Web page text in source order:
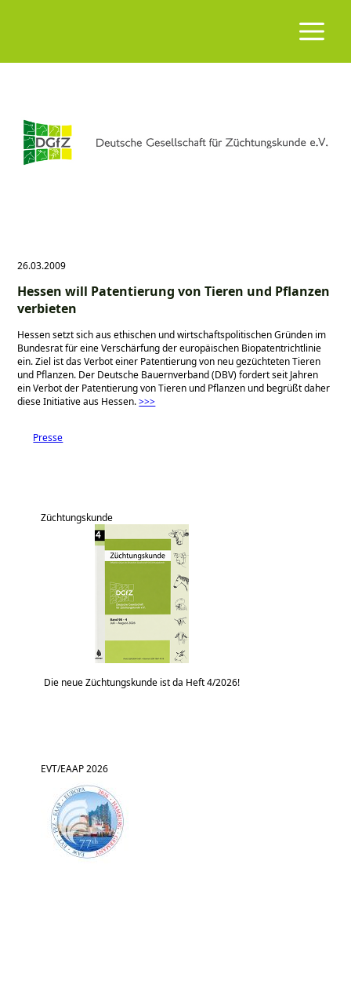
26.03.2009
Hessen will Patentierung von Tieren und Pflanzen
verbieten
Hessen setzt sich aus ethischen und wirtschaftspolitischen Gründen im
Bundesrat für eine Verschärfung der europäischen Biopatentrichtlinie
ein. Ziel ist das Verbot einer Patentierung von neu gezüchteten Tieren
und Pflanzen. Der Deutsche Bauernverband (DBV) fordert seit Jahren
ein Verbot der Patentierung von Tieren und Pflanzen und begrüßt daher
diese Initiative aus Hessen.>>>
Presse
Züchtungskunde
Die neue Züchtungskunde ist da Heft 4/2026!
EVT/EAAP 2026